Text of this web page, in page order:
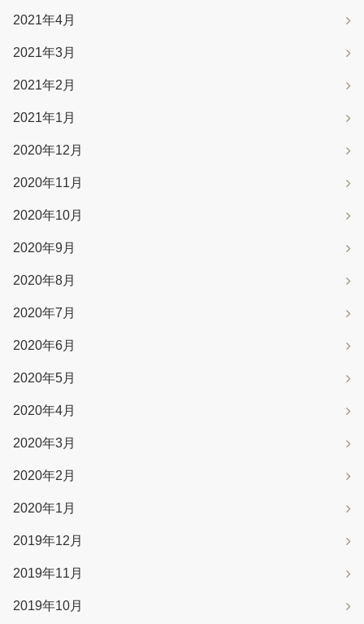
2021年4月
2021年3月
2021年2月
2021年1月
2020年12月
2020年11月
2020年10月
2020年9月
2020年8月
2020年7月
2020年6月
2020年5月
2020年4月
2020年3月
2020年2月
2020年1月
2019年12月
2019年11月
2019年10月